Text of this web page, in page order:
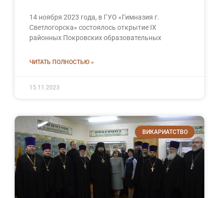
14 ноября 2023 года, в ГУО «Гимназия г.
Светлогорска» состоялось открытие IX
районных Покровских образовательных
ЧИТАТЬ ПОЛНОСТЬЮ »
15.11.2023
ВИКАРИАТСТВО